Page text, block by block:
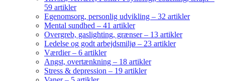
59 artikler
Egenomsorg, personlig udvikling – 32 artikler
Mental sundhed – 41 artikler
Overgreb, gaslighting, grænser – 13 artikler
Ledelse og godt arbejdsmiljø – 23 artikler
Værdier – 6 artikler
Angst, overtænkning – 18 artikler
Stress & depression – 19 artikler